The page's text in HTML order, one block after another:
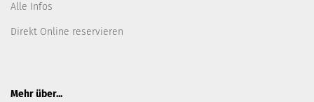
Alle Infos
Direkt Online reservieren
Mehr über...